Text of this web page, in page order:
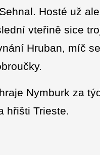
Hosté už
vteřině sice
Hruban, míč
Nymburk za
hřišti Trieste.